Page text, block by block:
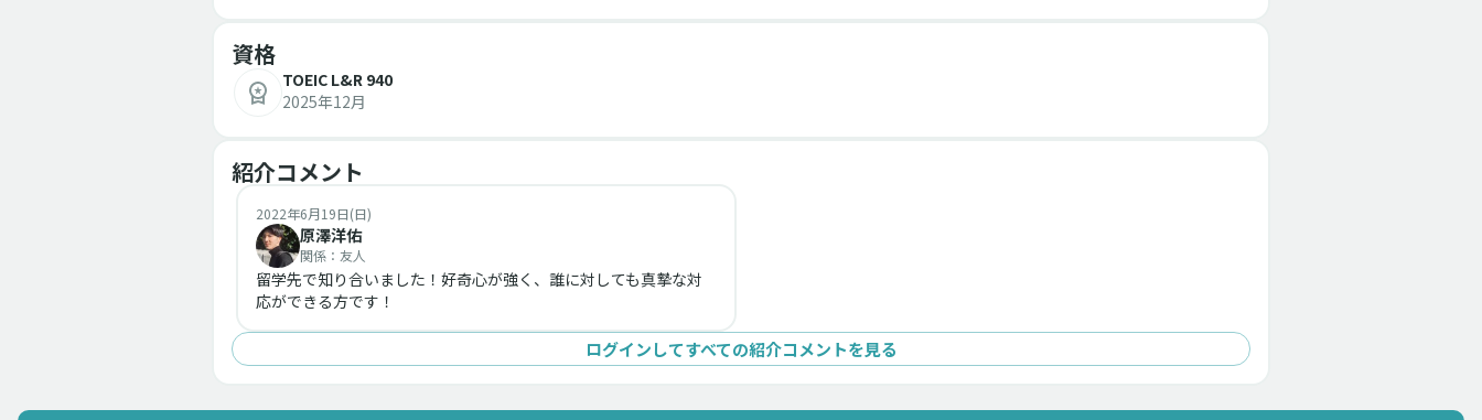
資格
TOEIC L&R 940
2025年12月
紹介コメント
2022年6月19日(日)
原澤洋佑
関係： 友人
留学先で知り合いました！好奇心が強く、誰に対しても真摯な対
応ができる方です！
ログインしてすべての紹介コメントを見る